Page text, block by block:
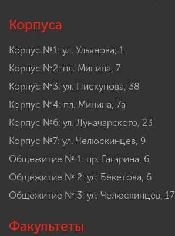
Корпуса
Корпус №1: ул. Ульянова, 1
Корпус №2: пл. Минина, 7
Корпус №3: ул. Пискунова, 38
Корпус №4: пл. Минина, 7а
Корпус №6: ул. Луначарского, 23
Корпус №7: ул. Челюскинцев, 9
Общежитие № 1: пр. Гагарина, 6
Общежитие № 2: ул. Бекетова, 6
Общежитие № 3: ул. Челюскинцев, 17
Факультеты